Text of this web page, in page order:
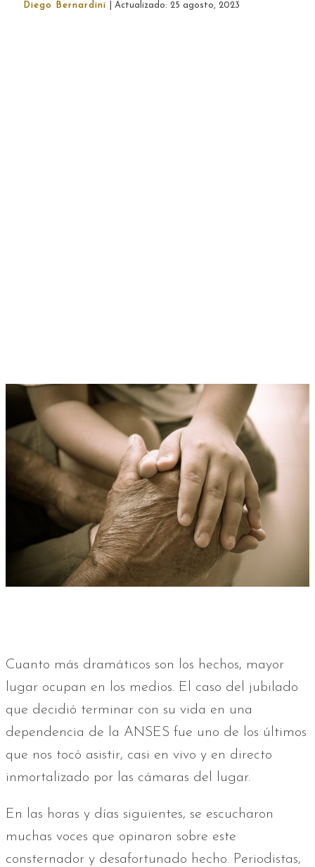
Diego Bernardini | Actualizado: 25 agosto, 2023
Cuanto más dramáticos son los hechos, mayor
lugar ocupan en los medios. El caso del jubilado
que decidió terminar con su vida en una
dependencia de la ANSES fue uno de los últimos
que nos tocó asistir, casi en vivo y en directo
inmortalizado por las cámaras del lugar.
En las horas y días siguientes, se escucharon
muchas voces que opinaron sobre este
consternador y desafortunado hecho. Periodistas,